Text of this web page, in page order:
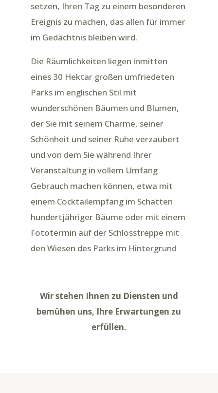
setzen, Ihren Tag zu einem besonderen
Ereignis zu machen, das allen für immer
im Gedächtnis bleiben wird.
Die Räumlichkeiten liegen inmitten
eines 30 Hektar großen umfriedeten
Parks im englischen Stil mit
wunderschönen Bäumen und Blumen,
der Sie mit seinem Charme, seiner
Schönheit und seiner Ruhe verzaubert
und von dem Sie während Ihrer
Veranstaltung in vollem Umfang
Gebrauch machen können, etwa mit
einem Cocktailempfang im Schatten
hundertjähriger Bäume oder mit einem
Fototermin auf der Schlosstreppe mit
den Wiesen des Parks im Hintergrund
Wir stehen Ihnen zu Diensten und
bemühen uns, Ihre Erwartungen zu
erfüllen.